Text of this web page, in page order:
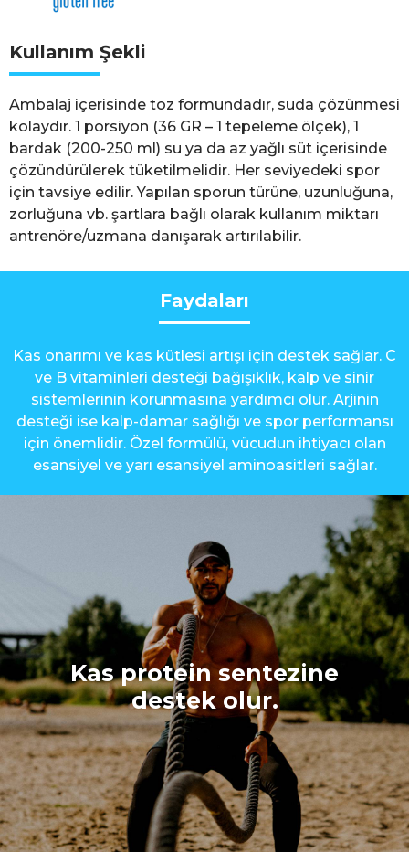
Kullanım Şekli
Ambalaj içerisinde toz formundadır, suda çözünmesi
kolaydır. 1 porsiyon (36 GR – 1 tepeleme ölçek), 1
bardak (200-250 ml) su ya da az yağlı süt içerisinde
çözündürülerek tüketilmelidir. Her seviyedeki spor
için tavsiye edilir. Yapılan sporun türüne, uzunluğuna,
zorluğuna vb. şartlara bağlı olarak kullanım miktarı
antrenöre/uzmana danışarak artırılabilir.
Faydaları
Kas onarımı ve kas kütlesi artışı için destek sağlar. C
ve B vitaminleri desteği bağışıklık, kalp ve sinir
sistemlerinin korunmasına yardımcı olur. Arjinin
desteği ise kalp-damar sağlığı ve spor performansı
için önemlidir. Özel formülü, vücudun ihtiyacı olan
esansiyel ve yarı esansiyel aminoasitleri sağlar.
Kas protein sentezine
destek olur.